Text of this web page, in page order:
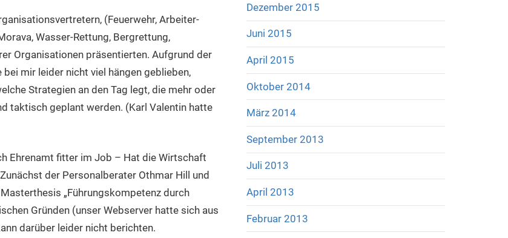
(Feuerwehr, Arbeiter-
Wasser-Rettung, Bergrettung,
Organisationen präsentierten. Aufgrund der
mir leider nicht viel hängen geblieben,
Strategien an den Tag legt, die mehr oder
taktisch geplant werden. (Karl Valentin hatte
Ehrenamt fitter im Job – Hat die Wirtschaft
der Personalberater Othmar Hill und
„Führungskompetenz durch
Gründen (unser Webserver hatte sich aus
darüber leider nicht berichten.
Dezember 2015
Juni 2015
April 2015
Oktober 2014
März 2014
September 2013
Juli 2013
April 2013
Februar 2013